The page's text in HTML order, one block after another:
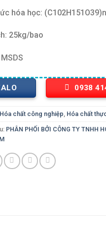
hóa học: (C102H151O39)n
25kg/bao
0938
Hóa chất công nghiệp Hóa chất
PHÂN PHỐI BỞI CÔNG TY TNHH